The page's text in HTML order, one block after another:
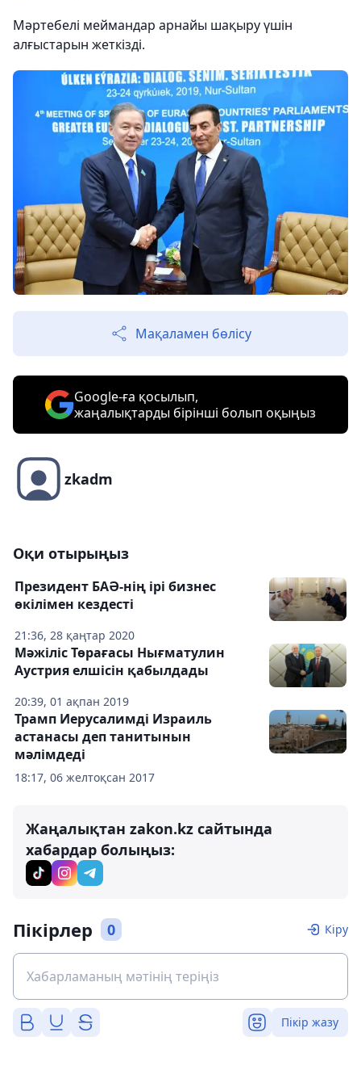
Мәртебелі меймандар арнайы шақыру үшін
алғыстарын жеткізді.
Мақаламен бөлісу
Google-ға қосылып,
жаңалықтарды бірінші болып оқыңыз
zkadm
Оқи отырыңыз
21:36, 28 қаңтар 2020
Президент БАӘ-нің ірі бизнес
өкілімен кездесті
20:39, 01 ақпан 2019
Мәжіліс Төрағасы Нығматулин
Аустрия елшісін қабылдады
18:17, 06 желтоқсан 2017
Трамп Иерусалимді Израиль
астанасы деп танитынын
мәлімдеді
Жаңалықтан zakon.kz сайтында
хабардар болыңыз:
Пікірлер 0 Кіру
Пікір жазу